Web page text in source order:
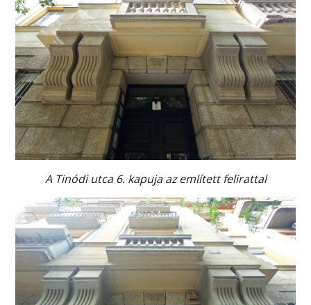
A Tinódi utca 6. kapuja az említett felirattal